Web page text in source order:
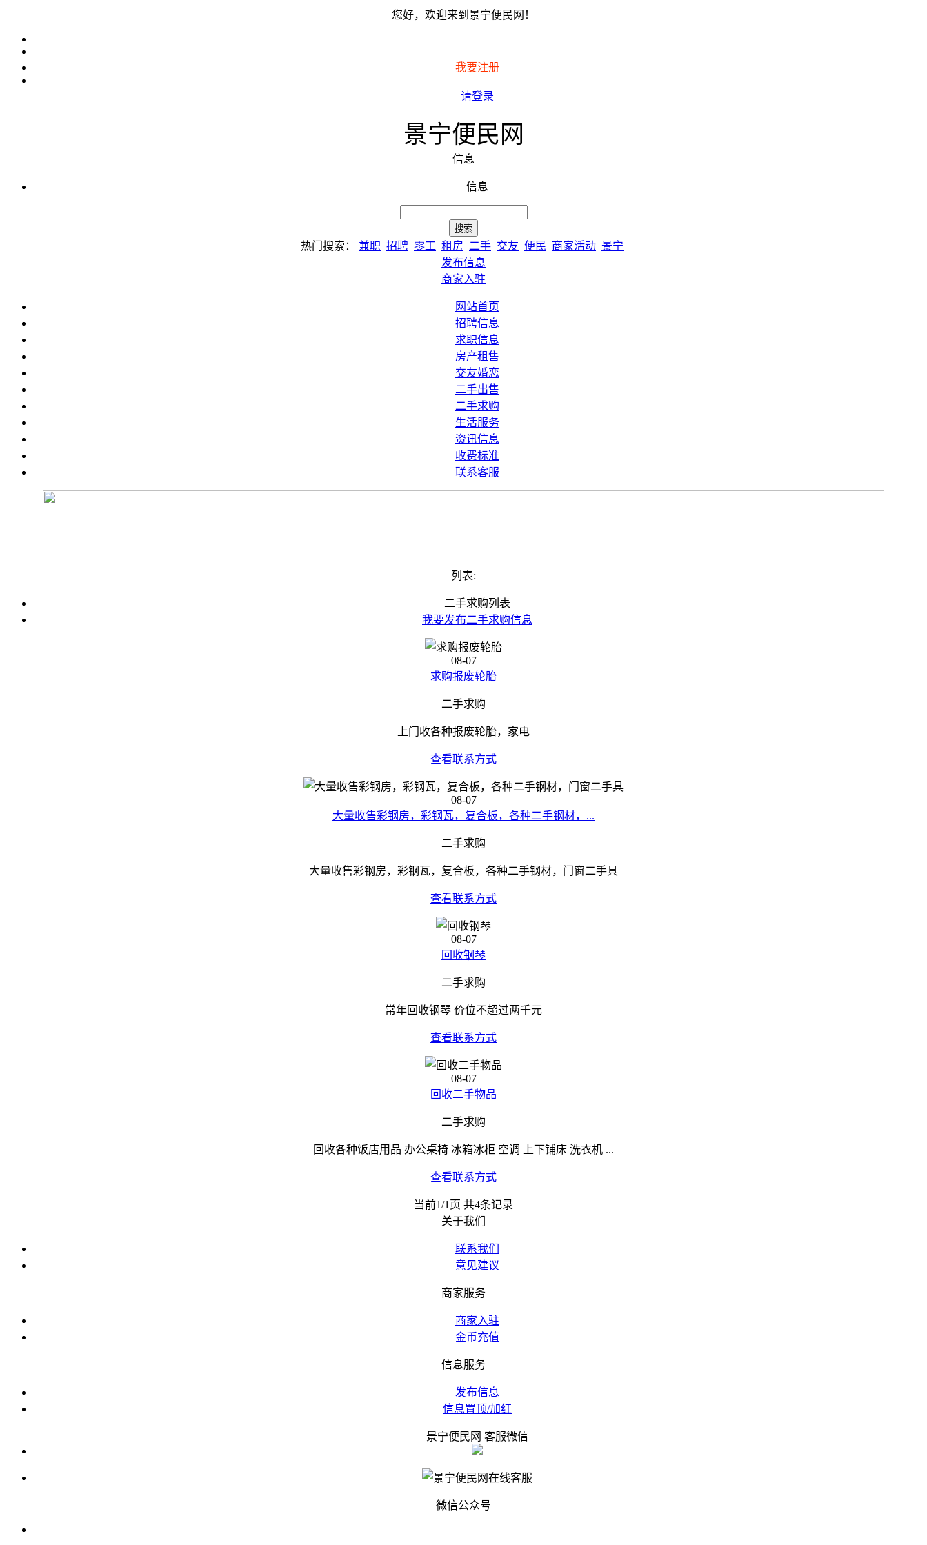
您好，欢迎来到景宁便民网！
我要注册
请登录
景宁便民网
信息
信息
热门搜索： 兼职 招聘 零工 租房 二手 交友 便民 商家活动 景宁
发布信息
商家入驻
网站首页
招聘信息
求职信息
房产租售
交友婚恋
二手出售
二手求购
生活服务
资讯信息
收费标准
联系客服
列表:
二手求购列表
我要发布二手求购信息
08-07
求购报废轮胎
二手求购
上门收各种报废轮胎，家电
查看联系方式
08-07
大量收售彩钢房，彩钢瓦，复合板，各种二手钢材，...
二手求购
大量收售彩钢房，彩钢瓦，复合板，各种二手钢材，门窗二手具
查看联系方式
08-07
回收钢琴
二手求购
常年回收钢琴 价位不超过两千元
查看联系方式
08-07
回收二手物品
二手求购
回收各种饭店用品 办公桌椅 冰箱冰柜 空调 上下铺床 洗衣机 ...
查看联系方式
当前1/1页 共4条记录
关于我们
联系我们
意见建议
商家服务
商家入驻
金币充值
信息服务
发布信息
信息置顶/加红
景宁便民网 客服微信
微信公众号